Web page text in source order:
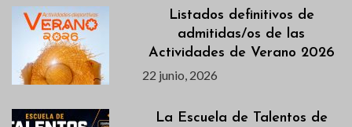
Listados definitivos de
admitidas/os de las
Actividades de Verano 2026
22 junio, 2026
La Escuela de Talentos de